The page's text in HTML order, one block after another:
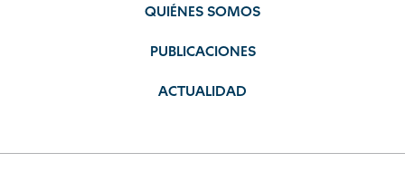
QUIÉNES SOMOS
PUBLICACIONES
ACTUALIDAD